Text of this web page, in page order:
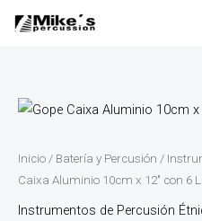
Inicio / Batería y Percusión /
Caixa Aluminio 10cm x 12″ con 6
Instrumentos de Percusión
Gope
Aluminio
10cm
x